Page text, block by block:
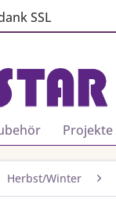
SSL
Projekte
Herbst/Winter